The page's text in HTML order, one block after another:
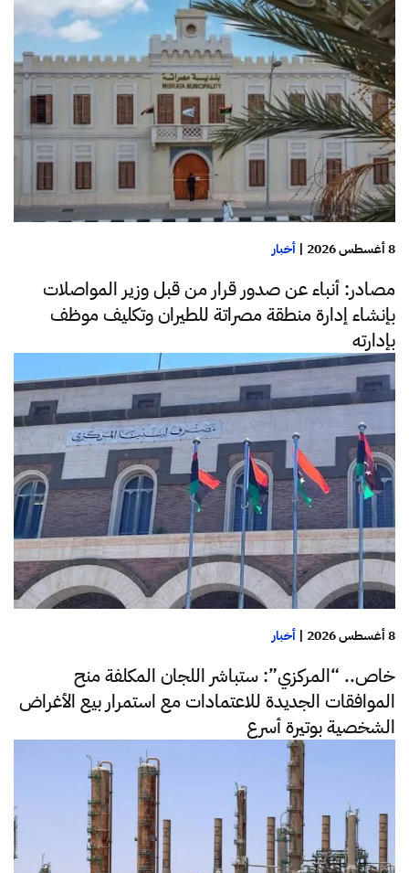
8 أغسطس 2026 | أخبار
مصادر: أنباء عن صدور قرار من قبل وزير المواصلات
بإنشاء إدارة منطقة مصراتة للطيران وتكليف موظف
بإدارته
8 أغسطس 2026 | أخبار
خاص.. “المركزي”: ستباشر اللجان المكلفة منح
الموافقات الجديدة للاعتمادات مع استمرار بيع الأغراض
الشخصية بوتيرة أسرع